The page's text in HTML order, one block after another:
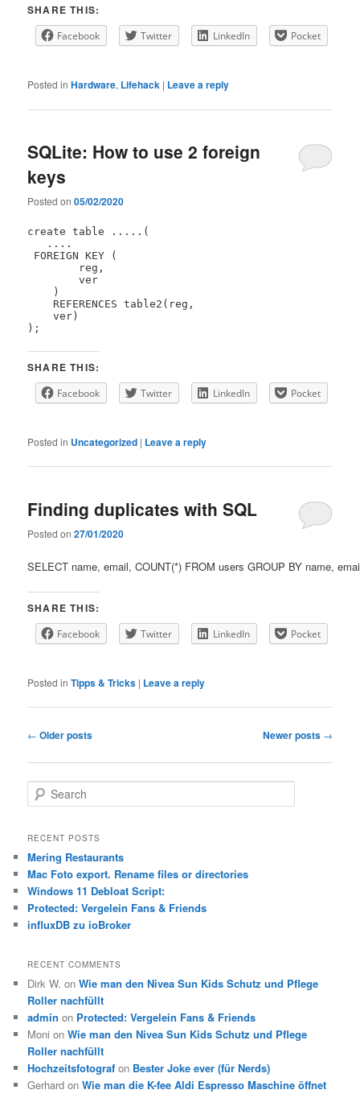
SHARE THIS:
Facebook Twitter LinkedIn Pocket
Posted in Hardware, Lifehack | Leave a reply
SQLite: How to use 2 foreign
keys
Posted on05/02/2020
create table .....(
        ver
    ver)
SHARE THIS:
Facebook Twitter LinkedIn Pocket
Posted in Uncategorized | Leave a reply
Finding duplicates with SQL
Posted on27/01/2020
SELECT name, email, COUNT(*) FROM users GROUP BY name,
SHARE THIS:
Facebook Twitter LinkedIn Pocket
Posted in Tipps & Tricks | Leave a reply
Post
← Older posts Newer posts →
e
r
h
RECENT POSTS
Mering Restaurants
Mac Foto export. Rename files or directories
Windows 11 Debloat Script:
Protected: Vergelein Fans & Friends
influxDB zu ioBroker
RECENT COMMENTS
Dirk W. onWie man den Nivea Sun Kids Schutz und Pflege
Roller nachfüllt
admin on Protected: Vergelein Fans & Friends
Moni onWie man den Nivea Sun Kids Schutz und Pflege
Roller nachfüllt
Hochzeitsfotograf on Bester Joke ever (für Nerds)
Gerhard onWie man die K-fee Aldi Espresso Maschine öffnet